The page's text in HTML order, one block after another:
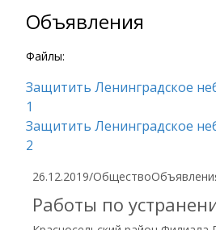
Объявления
Файлы:
Защитить Ленинградское
1
Защитить Ленинградское
2
26.12.2019/Общество
Работы по